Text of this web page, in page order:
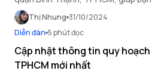
đầu tư hiệu quả.
Thị Nhung 31/10/2024
Diễn đàn 5 phút đọc
Cập nhật thông tin quy
TPHCM mới nhất